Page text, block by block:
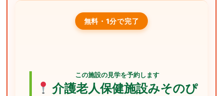
無料・1分で完了
この施設の見学を予約します
介護老人保健施設みそのぴ